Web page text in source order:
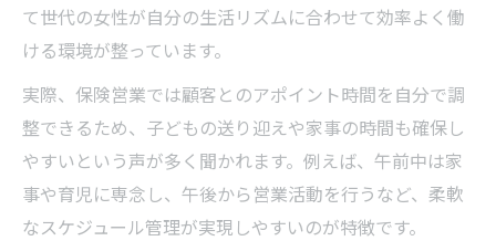
て世代の女性が自分の生活リズムに合わせて効率よく働
ける環境が整っています。
実際、保険営業では顧客とのアポイント時間を自分で調
整できるため、子どもの送り迎えや家事の時間も確保し
やすいという声が多く聞かれます。例えば、午前中は家
事や育児に専念し、午後から営業活動を行うなど、柔軟
なスケジュール管理が実現しやすいのが特徴です。